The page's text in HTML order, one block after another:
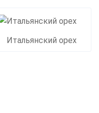
Итальянский орех